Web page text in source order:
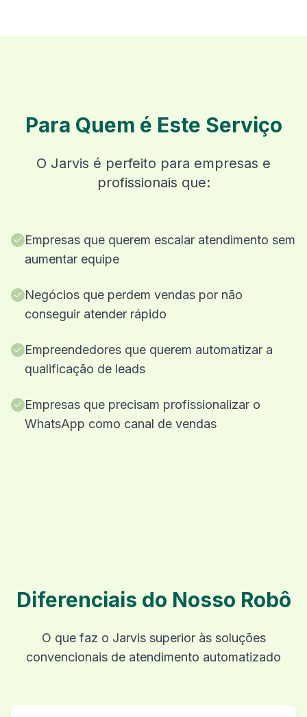
Para Quem é Este Serviço
O Jarvis é perfeito para empresas e
profissionais que:
Empresas que querem escalar atendimento sem
aumentar equipe
Negócios que perdem vendas por não
conseguir atender rápido
Empreendedores que querem automatizar a
qualificação de leads
Empresas que precisam profissionalizar o
WhatsApp como canal de vendas
Diferenciais do Nosso Robô
O que faz o Jarvis superior às soluções
convencionais de atendimento automatizado